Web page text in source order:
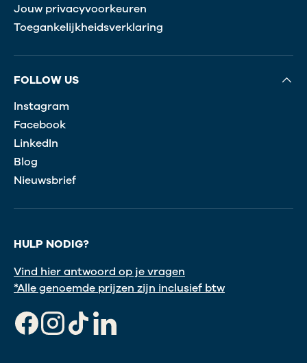
Jouw privacyvoorkeuren
Toegankelijkheidsverklaring
FOLLOW US
Instagram
Facebook
LinkedIn
Blog
Nieuwsbrief
HULP NODIG?
Vind hier antwoord op je vragen
*Alle genoemde prijzen zijn inclusief btw
FacebookInstagram
TikTokLinkedIn